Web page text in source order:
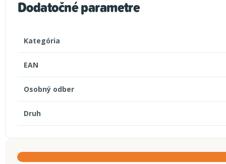
Dodatočné parametre
Kategória
EAN
Osobný odber
Druh